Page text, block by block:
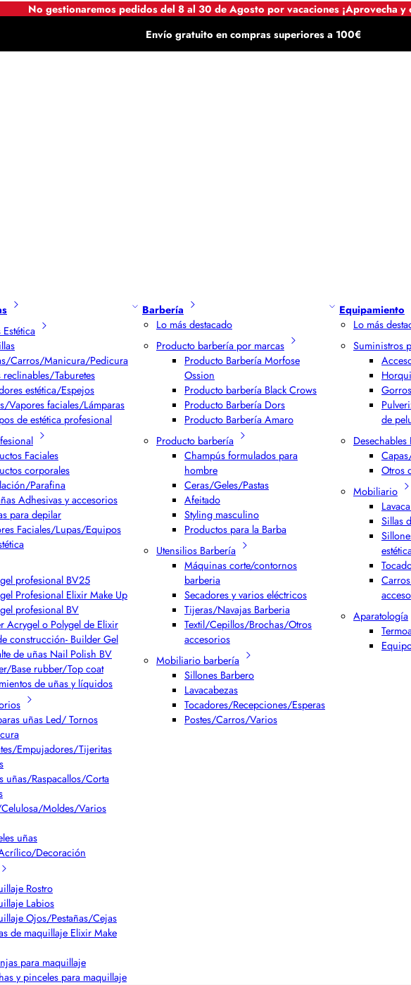
No gestionaremos pedidos del 8 al 30 de Agosto por vacaciones ¡Aprovecha y
Envío gratuito en compras superiores a 100€
Carros/Manicura/Pedicura
reclinables/Taburetes
estética/Espejos
Vapores faciales/Lámparas
de estética profesional
Faciales
corporales
Parafina
Adhesivas y accesorios
para depilar
Faciales/Lupas/Equipos
profesional BV25
Profesional Elixir Make Up
profesional BV
Acrygel o Polygel de Elixir
construcción- Builder Gel
de uñas Nail Polish BV
Base rubber/Top coat
de uñas y líquidos
uñas Led/ Tornos
Empujadores/Tijeritas
uñas/Raspacallos/Corta
Moldes/Varios
uñas
Decoración
Rostro
Labios
Ojos/Pestañas/Cejas
de maquillaje Elixir Make
para maquillaje
y pinceles para maquillaje
Barbería
Lo más destacado
Producto barbería por marcas
Producto Barbería Morfose
Ossion
Producto barbería Black Crows
Producto Barbería Dors
Producto Barbería Amaro
Producto barbería
Champús formulados para
hombre
Ceras/Geles/Pastas
Afeitado
Styling masculino
Productos para la Barba
Utensilios Barbería
Máquinas corte/contornos
barberia
Secadores y varios eléctricos
Tijeras/Navajas Barberia
Textil/Cepillos/Brochas/Otros
accesorios
Mobiliario barbería
Sillones Barbero
Lavacabezas
Tocadores/Recepciones/Esperas
Postes/Carros/Varios
Equipamiento
Lo más
Suministros
de
Otros
Mobiliario
Sillas
Aparatología